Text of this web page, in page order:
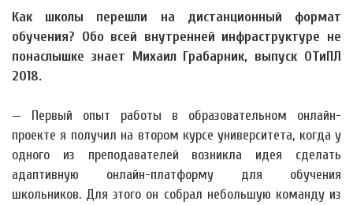
Как школы перешли на дистанционный формат
обучения? Обо всей внутренней инфраструктуре не
понаслышке знает Михаил Грабарник, выпуск ОТиПЛ
2018.
— Первый опыт работы в образовательном онлайн-
проекте я получил на втором курсе университета, когда у
одного из преподавателей возникла идея сделать
адаптивную онлайн-платформу для обучения
школьников. Для этого он собрал небольшую команду из